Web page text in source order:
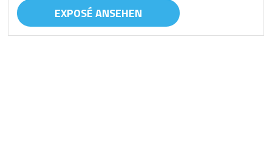
EXPOSÉ ANSEHEN